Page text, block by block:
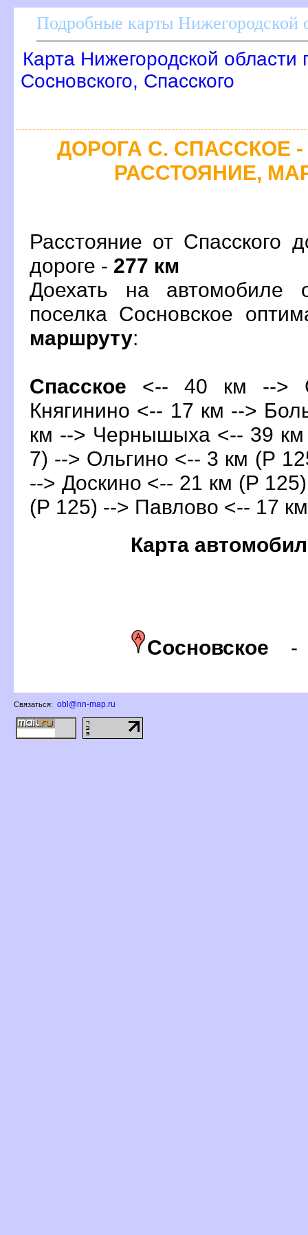
Подробные карты Нижегородской
Карта Нижегородской области
Сосновского, Спасского
ДОРОГА С. СПАССКОЕ
РАССТОЯНИЕ,
Расстояние от Спасского
дороге - 277 км
Доехать на автомобиле
поселка Сосновское
маршруту:
Спасское <-- 40 км -->
Княгинино <-- 17 км -->
км --> Чернышыха <-- 39
7) --> Ольгино <-- 3 км (Р
--> Доскино <-- 21 км (Р
(Р 125) --> Павлово <-- 17
Карта
Сосновское
Связаться: obl@nn-map.ru